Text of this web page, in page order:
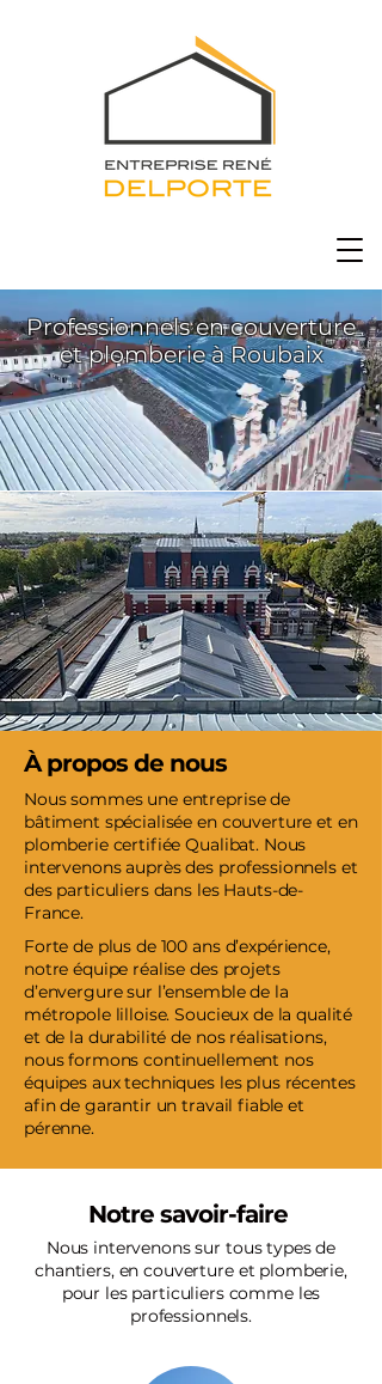
Professionnels en couverture
et plomberie à Roubaix
À propos de nous
Nous sommes une entreprise de
bâtiment spécialisée en couverture et en
plomberie certifiée Qualibat. Nous
intervenons auprès des professionnels et
des particuliers dans les Hauts-de-
France.
Forte de plus de 100 ans d’expérience,
notre équipe réalise des projets
d’envergure sur l’ensemble de la
métropole lilloise. Soucieux de la qualité
et de la durabilité de nos réalisations,
nous formons continuellement nos
équipes aux techniques les plus récentes
afin de garantir un travail fiable et
pérenne.
Notre savoir-faire
Nous intervenons sur tous types de
chantiers, en couverture et plomberie,
pour les particuliers comme les
professionnels.